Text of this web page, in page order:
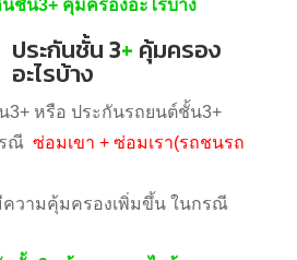
ประกันชั้น 3+คุ้มครอง
อะไรบ้าง
3+ หรือ ประกันรถยนต์ชั้น3+
รณี ซ่อมเขา + ซ่อมเรา(รถชนรถ
วามคุ้มครองเพิ่มขึ้น ในกรณี